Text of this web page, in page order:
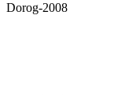
Dorog-2008